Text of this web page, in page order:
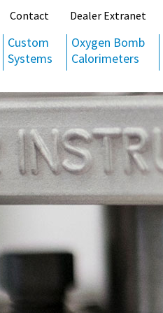
Contact Dealer Extranet
Custom
Systems
Oxygen Bomb
Calorimeters